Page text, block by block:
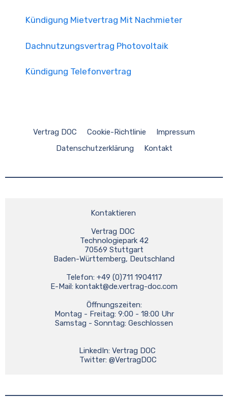
Kündigung Mietvertrag Mit Nachmieter
Dachnutzungsvertrag Photovoltaik
Kündigung Telefonvertrag
Vertrag DOC Cookie-Richtlinie
Impressum
Datenschutzerklärung
Kontakt
Kontaktieren
Vertrag DOC
Technologiepark 42
70569 Stuttgart
Baden-Württemberg, Deutschland
Telefon: +49 (0)711 1904117
E-Mail: kontakt@de.vertrag-doc.com
Öffnungszeiten:
Montag - Freitag: 9:00 - 18:00 Uhr
Samstag - Sonntag: Geschlossen
    LinkedIn: Vertrag DOC
    Twitter: @VertragDOC